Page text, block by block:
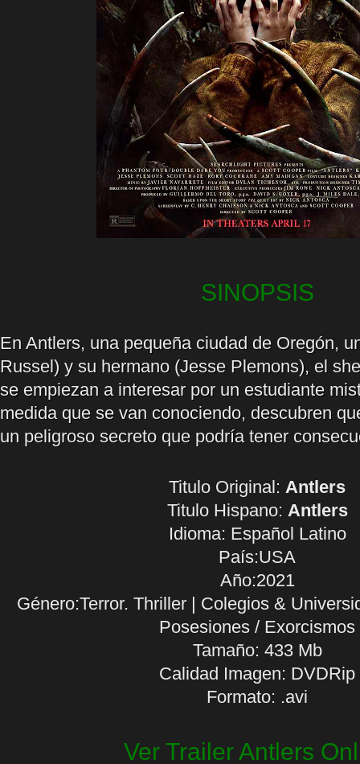
SINOPSIS
En Antlers, una pequeña ciudad de Oregón,
Russel) y su hermano (Jesse Plemons), el
se empiezan a interesar por un estudiante
medida que se van conociendo, descubren
un peligroso secreto que podría tener
Titulo Original: Antlers
Titulo Hispano: Antlers
Idioma: Español Latino
País:USA
Año:2021
Género:Terror. Thriller | Colegios &
Posesiones / Exorcismos
Tamaño: 433 Mb
Calidad Imagen: DVDRip
Formato: .avi
Ver Trailer Antlers